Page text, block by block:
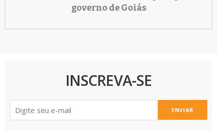
governo de Goiás
INSCREVA-SE
ENVIAR